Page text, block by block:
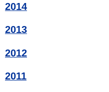
2014
2013
2012
2011